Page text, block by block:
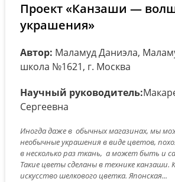
Проект «Канзаши —
украшения»
Автор: Маламуд Даниэла,
школа №1621, г. Москва
Научный руководитель:
Сергеевна
Иногда даже в обычных магазинах, мы
необычные украшения в виде цветов,
в несколько раз ткань, а может быть и
Такие цветы сделаны в технике канзаши.
искусство шелкового цветка. Японская...